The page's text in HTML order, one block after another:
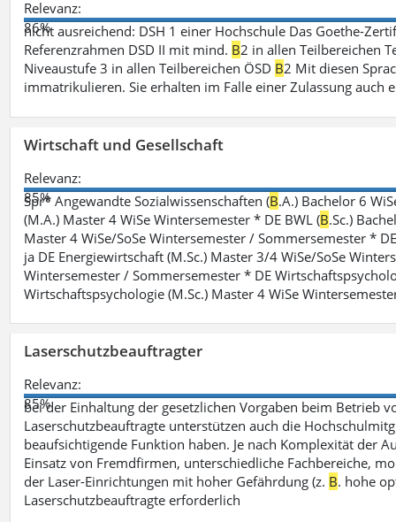
Relevanz:
86%
nicht ausreichend: DSH 1 einer Hochschule Das Goethe-
Referenzrahmen DSD II mit mind. B2 in allen Teilbereichen
Niveaustufe 3 in allen Teilbereichen ÖSD B2 Mit diesen
immatrikulieren. Sie erhalten im Falle einer Zulassung auch
Wirtschaft und Gesellschaft
Relevanz:
85%
Spr* Angewandte Sozialwissenschaften (B.A.) Bachelor 6
(M.A.) Master 4 WiSe Wintersemester * DE BWL (B.Sc.)
Master 4 WiSe/SoSe Wintersemester / Sommersemester *
ja DE Energiewirtschaft (M.Sc.) Master 3/4 WiSe/SoSe
Wintersemester / Sommersemester * DE
Wirtschaftspsychologie (M.Sc.) Master 4 WiSe
Laserschutzbeauftragter
Relevanz:
85%
bei der Einhaltung der gesetzlichen Vorgaben beim Betrieb
Laserschutzbeauftragte unterstützen auch die
beaufsichtigende Funktion haben. Je nach Komplexität der
Einsatz von Fremdfirmen, unterschiedliche Fachbereiche,
der Laser-Einrichtungen mit hoher Gefährdung (z. B. hohe
Laserschutzbeauftragte erforderlich